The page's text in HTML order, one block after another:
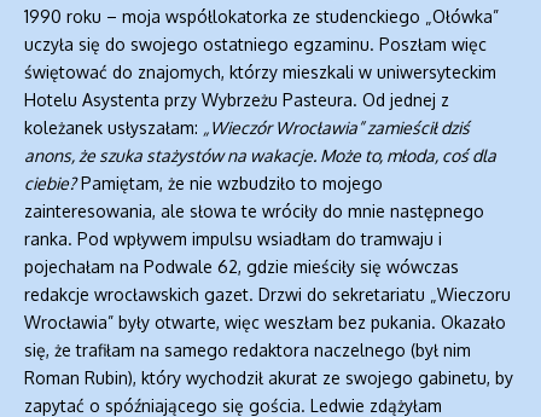
1990 roku – moja współlokatorka ze studenckiego „Ołówka”
uczyła się do swojego ostatniego egzaminu. Poszłam więc
świętować do znajomych, którzy mieszkali w uniwersyteckim
Hotelu Asystenta przy Wybrzeżu Pasteura. Od jednej z
koleżanek usłyszałam: „Wieczór Wrocławia” zamieścił dziś
anons, że szuka stażystów na wakacje. Może to, młoda, coś dla
ciebie?Pamiętam, że nie wzbudziło to mojego
zainteresowania, ale słowa te wróciły do mnie następnego
ranka. Pod wpływem impulsu wsiadłam do tramwaju i
pojechałam na Podwale 62, gdzie mieściły się wówczas
redakcje wrocławskich gazet. Drzwi do sekretariatu „Wieczoru
Wrocławia” były otwarte, więc weszłam bez pukania. Okazało
się, że trafiłam na samego redaktora naczelnego (był nim
Roman Rubin), który wychodził akurat ze swojego gabinetu, by
zapytać o spóźniającego się gościa. Ledwie zdążyłam